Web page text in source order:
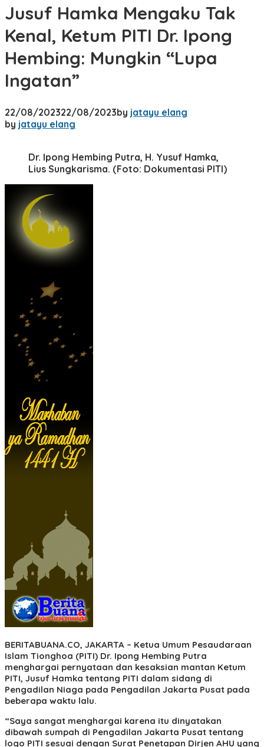
Jusuf Hamka Mengaku Tak
Kenal, Ketum PITI Dr. Ipong
Hembing: Mungkin “Lupa
Ingatan”
22/08/202322/08/2023by jatayu elang
by jatayu elang
Dr. Ipong Hembing Putra, H. Yusuf Hamka,
Lius Sungkarisma. (Foto: Dokumentasi PITI)
BERITABUANA.CO, JAKARTA – Ketua Umum Pesaudaraan
Islam Tionghoa (PITI) Dr. Ipong Hembing Putra
menghargai pernyataan dan kesaksian mantan Ketum
PITI, Jusuf Hamka tentang PITI dalam sidang di
Pengadilan Niaga pada Pengadilan Jakarta Pusat pada
beberapa waktu lalu.
“Saya sangat menghargai karena itu dinyatakan
dibawah sumpah di Pengadilan Jakarta Pusat tentang
logo PITI sesuai dengan Surat Penetapan Dirjen AHU yang